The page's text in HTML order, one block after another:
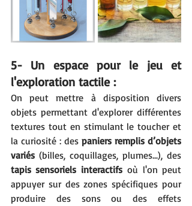
5- Un espace pour le jeu et
l'exploration tactile :
On peut mettre à disposition divers
objets permettant d'explorer différentes
textures tout en stimulant le toucher et
la curiosité : des paniers remplis d’objets
variés
tapis sensoriels interactifs où l'on peut
appuyer sur des zones spécifiques pour
produire des sons ou des effets